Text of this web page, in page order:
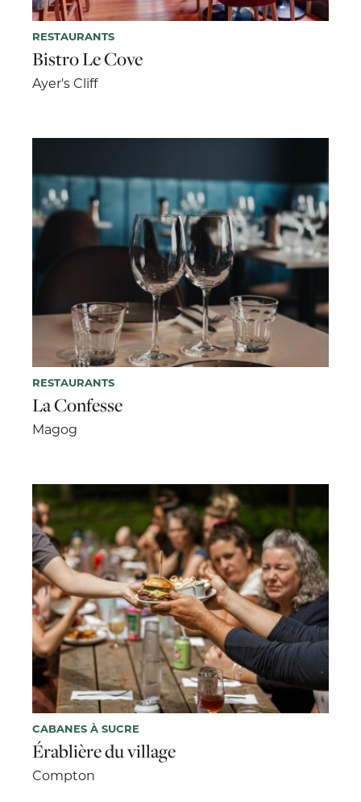
RESTAURANTS
Bistro Le Cove
Ayer's Cliff
RESTAURANTS
La Confesse
Magog
CABANES À SUCRE
Érablière du village
Compton